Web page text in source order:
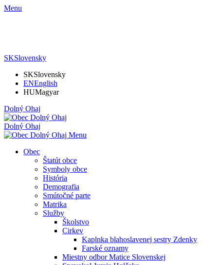
Menu
SKSlovensky
SKSlovensky
ENEnglish
HUMagyar
Dolný Ohaj
Dolný Ohaj
Menu
Obec
Štatút obce
Symboly obce
História
Demografia
Smútočné parte
Matrika
Služby
Školstvo
Cirkev
Kaplnka blahoslavenej sestry Zdenky
Farské oznamy
Miestny odbor Matice Slovenskej